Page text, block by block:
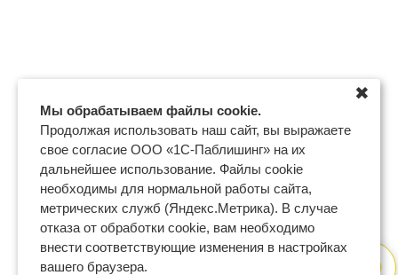
Мы обрабатываем файлы cookie.
Продолжая использовать наш сайт, вы выражаете
свое согласие ООО «1С-Паблишинг» на их
дальнейшее использование. Файлы cookie
необходимы для нормальной работы сайта,
метрических служб (Яндекс.Метрика). В случае
отказа от обработки cookie, вам необходимо
внести соответствующие изменения в настройках
вашего браузера.
✖